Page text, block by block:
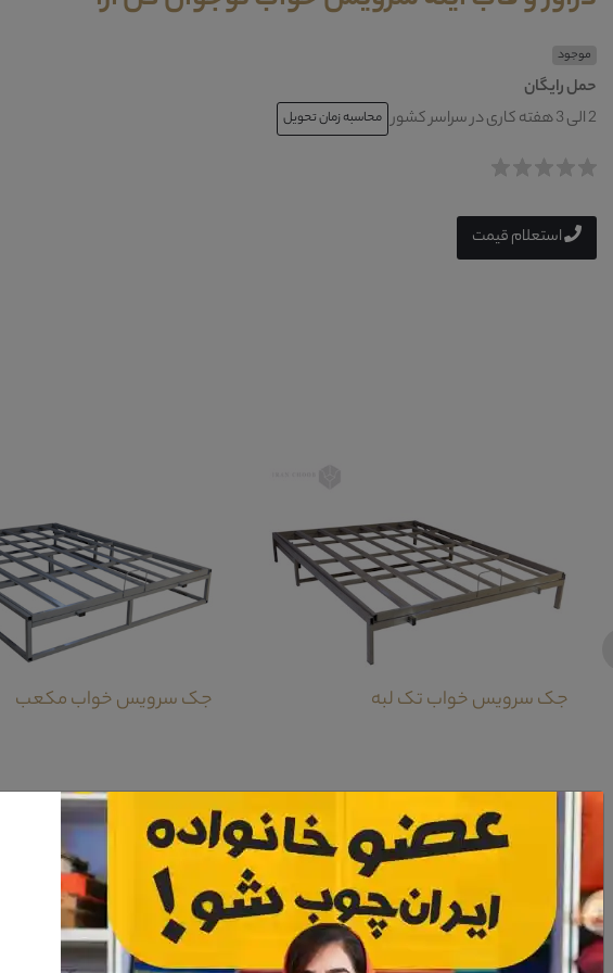
موجود
حمل رایگان
2 الی 3 هفته کاری در سراسر کشور
محاسبه زمان تحویل
استعلام قیمت
جک سرویس خواب تک لبه جک سرویس خواب مکعب
معرفی دراور و قاب آینه سرویس خواب نوجوان گل آرا
دراور و قاب آینه سرویس خواب نوجوان گل آرا از دو بخش کاملا مجزا تشکیل شده است.بخش اول آینه
قسمت زیر این آینه قدی این امکان را دارد تا در بخش های مختلف منزل مورد استفاده قرار گیرد.بخش